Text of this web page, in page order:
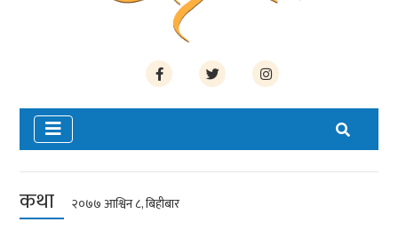
कथा २०७७ आश्विन ८, बिहीबार